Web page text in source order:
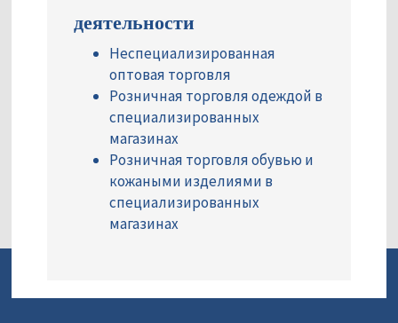
деятельности
Неспециализированная
оптовая торговля
Розничная торговля одеждой в
специализированных
магазинах
Розничная торговля обувью и
кожаными изделиями в
специализированных
магазинах